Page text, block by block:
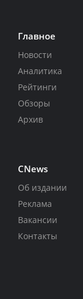
Главное
Новости
Аналитика
Рейтинги
Обзоры
Архив
CNews
Об издании
Реклама
Вакансии
Контакты